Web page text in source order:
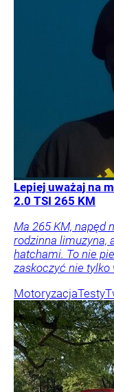
Lepiej uważaj na
2.0 TSI 265 KM
Ma 265 KM, napęd
rodzinna limuzyna,
hatchami. To nie
zaskoczyć nie
MotoryzacjaTesty